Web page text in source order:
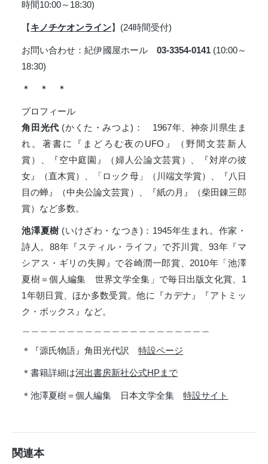
時間10:00～18:30)
【キノチケオンライン】(24時間受付)
お問い合わせ：紀伊國屋ホール 03-3354-0141(10:00～
18:30)
＊ ＊ ＊
プロフィール
角田光代 (かくた・みつよ)： 1967年、神奈川県生ま
れ。著書に『まどろむ夜のUFO』（野間文芸新人
賞）、『空中庭園』（婦人公論文芸賞）、『対岸の彼
女』（直木賞）、「ロック母」（川端文学賞）、『八日
目の蝉』（中央公論文芸賞）、『紙の月』（柴田錬三郎
賞）など多数。
池澤夏樹(いけざわ・なつき)：1945年生まれ。作家・
詩人。88年『スティル・ライフ』で芥川賞、93年『マ
シアス・ギリの失脚』で谷崎潤一郎賞、2010年「池澤
夏樹＝個人編集 世界文学全集」で毎日出版文化賞、1
1年朝日賞、ほか多数受賞。他に『カデナ』『アトミッ
ク・ボックス』など。
＊『源氏物語』角田光代訳特設ページ
＊書籍詳細は河出書房新社公式HPまで
＊池澤夏樹＝個人編集 日本文学全集特設サイト
関連本